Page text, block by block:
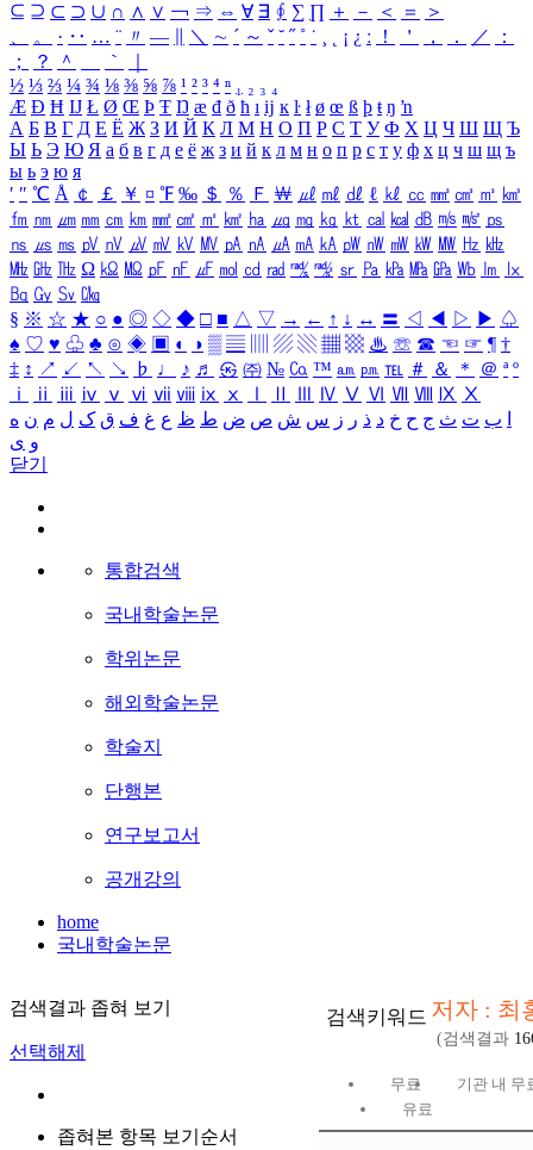
⊆ ⊇ ⊂ ⊃ ∪ ∩ ∧ ∨ ￢ ⇒ ⇔ ∀ ∃ ∮ ∑ ∏ ＋ － ＜ ＝
＞
、
。 · ‥ … ¨ 〃 ― ＼ ∼ ´ ～ ˇ ˘ ˝ ˚ ˙ ¸ ¡ ¿ ː ！ ＇ ， ． ／
：
；
？ ＾ ｀
½ ⅓ ⅔ ¼ ¾ ⅛ ⅜ ⅝ ⅞ ¹ ² ³ ⁴ ⁿ ₁ ₂ ₃ ₄
Æ Ð Ħ Ĳ Ł Ø Œ Þ Ŧ Ŋ æ đ ð ħ ı ĳ ĸ ŀ ł ø œ ß þ ŧ ŋ ŉ
А Б В Г Д Е Ё Ж З И Й К Л М Н О П Р С Т У Ф Х Ц Ч Ш Щ Ъ
Ы Ь Э Ю Я а б в г д е ё ж з и й к л м н о п р с т у ф х ц ч ш щ ъ
ы ь э ю я
′ ″ ℃ Å ￠ ￡ ￥ ¤ ℉ ‰ ＄ ％ Ｆ ￦ ㎕ ㎖ ㎗ ℓ ㎘ ㏄ ㎣ ㎤ ㎥ ㎦
㎙ ㎚ ㎛ ㎜ ㎝ ㎞ ㎟ ㎠ ㎡ ㎢ ㏊ ㎍ ㎎ ㎏ ㏏ ㎈ ㎉ ㏈ ㎧ ㎨ ㎰
㎱ ㎲ ㎳ ㎴ ㎵ ㎶ ㎷ ㎸ ㎹ ㎀ ㎁ ㎂ ㎃ ㎄ ㎺ ㎻ ㎽ ㎾ ㎿ ㎐ ㎑
㎒ ㎓ ㎔ Ω ㏀ ㏁ ㎊ ㎋ ㎌ ㏖ ㏅ ㎭ ㎮ ㎯ ㏛ ㎩ ㎪ ㎫ ㎬ ㏝ ㏐
㏓
㏃ ㏉ ㏜ ㏆
§ ※ ☆ ★ ○ ● ◎ ◇ ◆ □ ■ △ ▽ → ← ↑ ↓ ↔ 〓 ◁ ◀ ▷ ▶ ♤
♠ ♡ ♥ ♧ ♣ ⊙ ◈ ▣ ◐ ◑ ▒ ▤ ▨ ▧ ▦ ▩ ♨ ☏ ☎ ☜ ☞ ¶ †
‡ ↕ ↗ ↙ ↖ ↘ ♭ ♩ ♪ ♬ ㉿ ㈜ № ㏇ ™ ㏂ ㏘ ℡ ＃ ＆ ＊ ＠ ª º
ⅰ
ⅱ ⅲ ⅳ ⅴ ⅵ ⅶ ⅷ ⅸ ⅹ Ⅳ Ⅴ Ⅵ Ⅶ Ⅷ Ⅸ Ⅹ
ب ت ث ج ح خ د ذ ر ز س ش ص ض ط ظ ع غ ف ق ک ل م ن ه
و ی
닫기
통합검색
국내학술논문
학위논문
해외학술논문
학술지
단행본
연구보고서
공개강의
home
국내학술논문
검색결과 좁혀 보기
선택해제
좁혀본 항목 보기순서
검색키워드 저자 : 최
(검색결과
무료
기관 내 무
유료